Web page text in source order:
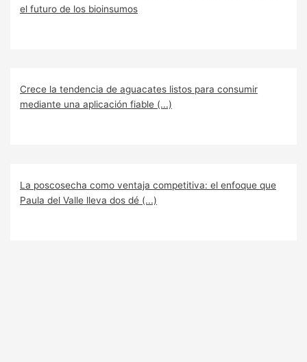
el futuro de los bioinsumos
Crece la tendencia de aguacates listos para consumir
mediante una aplicación fiable (...)
La poscosecha como ventaja competitiva: el enfoque que
Paula del Valle lleva dos dé (...)